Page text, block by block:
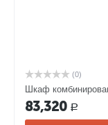
(0)
Шкаф
83,320 Р